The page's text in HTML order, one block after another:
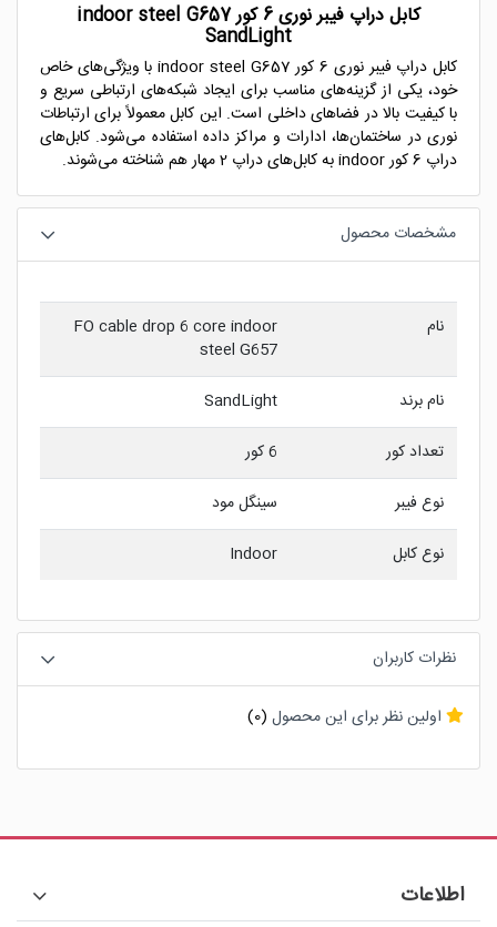
کابل دراپ فیبر نوری 6 کور indoor steel G657
SandLight
کابل دراپ فیبر نوری 6 کور indoor steel G657 با ویژگی‌های خاص
خود، یکی از گزینه‌های مناسب برای ایجاد شبکه‌های ارتباطی سریع و
با کیفیت بالا در فضاهای داخلی است. این کابل معمولاً برای ارتباطات
نوری در ساختمان‌ها، ادارات و مراکز داده استفاده می‌شود. کابل‌های
دراپ 6 کور indoor به کابل‌های دراپ 2 مهار هم شناخته می‌شوند.
مشخصات محصول
نام
FO cable drop 6 core indoor
steel G657
نام برند
SandLight
تعداد کور
6 کور
نوع فیبر
سینگل مود
نوع کابل
Indoor
نظرات کاربران
اولین نظر برای این محصول (0)
اطلاعات